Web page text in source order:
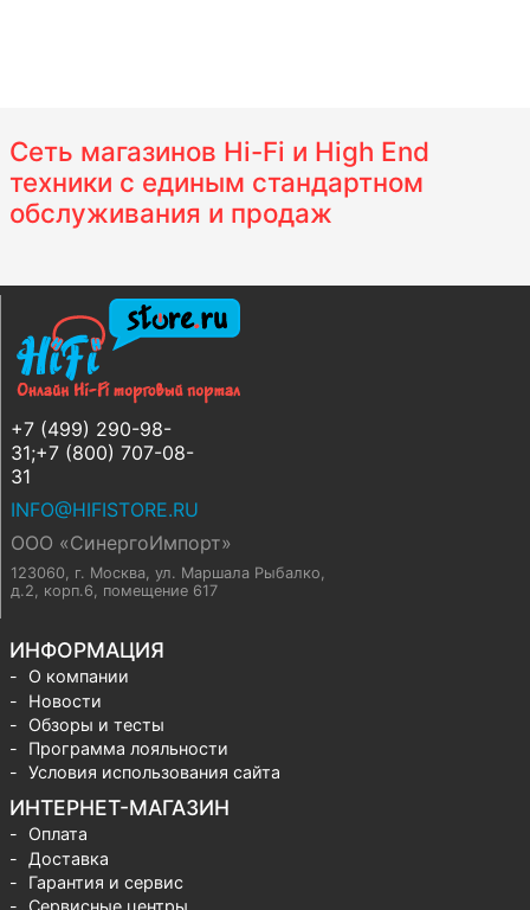
Сеть магазинов Hi-Fi и High End
техники с единым стандартном
обслуживания и продаж
+7 (499) 290-98-
31;+7 (800) 707-08-
31
INFO@HIFISTORE.RU
ООО «СинергоИмпорт»
123060, г. Москва, ул. Маршала Рыбалко,
д.2, корп.6, помещение 617
ИНФОРМАЦИЯ
О компании
Новости
Обзоры и тесты
Программа лояльности
Условия использования сайта
ИНТЕРНЕТ-МАГАЗИН
Оплата
Доставка
Гарантия и сервис
Сервисные центры